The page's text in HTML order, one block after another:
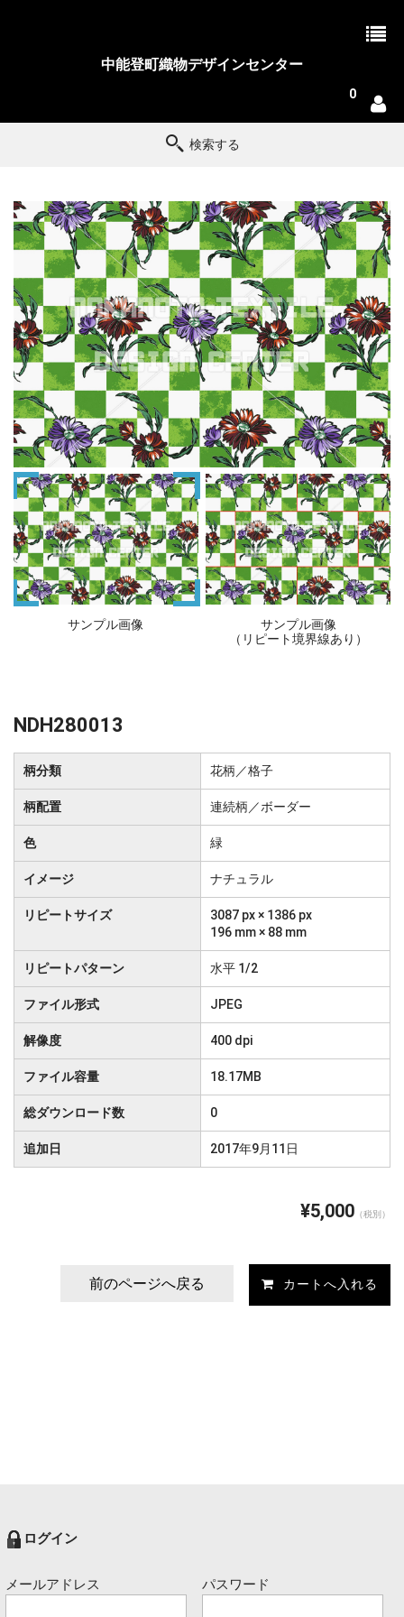
中能登町織物デザインセンター
0
検索する
サンプル画像
サンプル画像
（リピート境界線あり）
NDH280013
柄分類 花柄／格子
柄配置 連続柄／ボーダー
色 緑
イメージ ナチュラル
リピートサイズ
3087 px × 1386 px
196 mm × 88 mm
リピートパターン 水平 1/2
ファイル形式 JPEG
解像度 400 dpi
ファイル容量 18.17MB
総ダウンロード数 0
追加日 2017年9月11日
¥5,000 （税別）
前のページへ戻る
ログイン
メールアドレス パスワード